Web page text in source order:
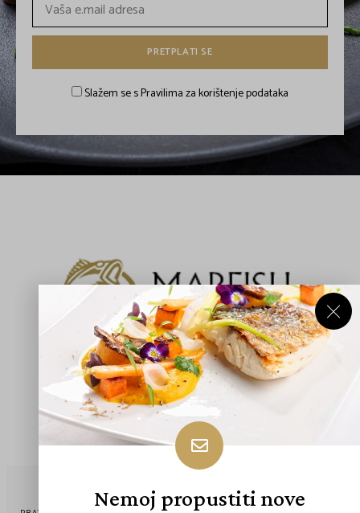
Slažem se s Pravilima za korištenje podataka
Nemoj propustiti nove